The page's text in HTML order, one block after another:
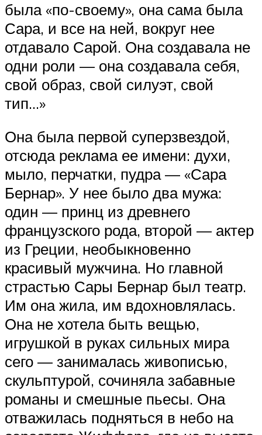
была «по-своему», она сама была
Сара, и все на ней, вокруг нее
отдавало Сарой. Она создавала не
одни роли — она создавала себя,
свой образ, свой силуэт, свой
тип…»
Она была первой суперзвездой,
отсюда реклама ее имени: духи,
мыло, перчатки, пудра — «Сара
Бернар». У нее было два мужа:
один — принц из древнего
французского рода, второй — актер
из Греции, необыкновенно
красивый мужчина. Но главной
страстью Сары Бернар был театр.
Им она жила, им вдохновлялась.
Она не хотела быть вещью,
игрушкой в руках сильных мира
сего — занималась живописью,
скульптурой, сочиняла забавные
романы и смешные пьесы. Она
отважилась подняться в небо на